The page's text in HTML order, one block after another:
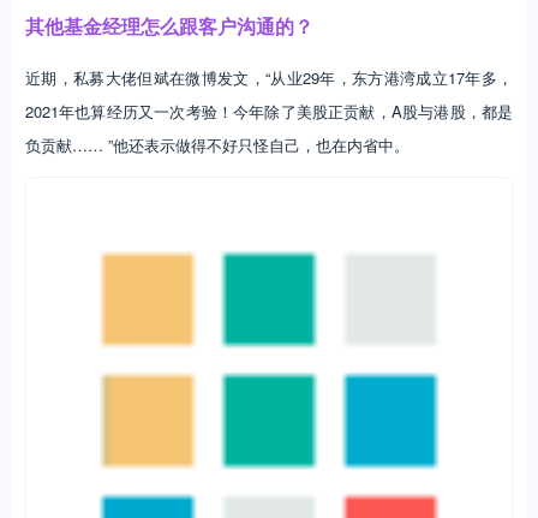
其他基金经理怎么跟客户沟通的？
近期，私募大佬但斌在微博发文，“从业29年，东方港湾成立17年多，
2021年也算经历又一次考验！今年除了美股正贡献，A股与港股，都是
负贡献…… ”他还表示做得不好只怪自己，也在内省中。